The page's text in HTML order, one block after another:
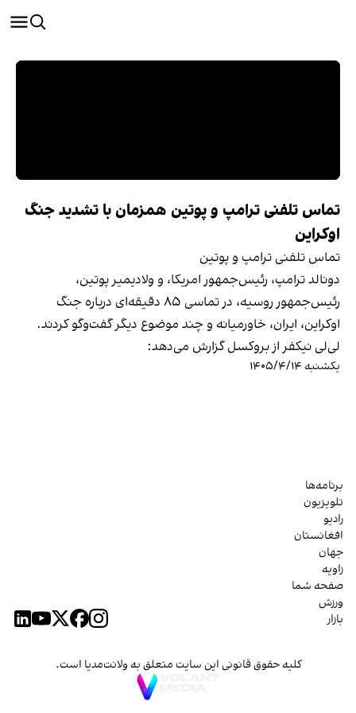
تماس تلفنی ترامپ و پوتین همزمان با تشدید جنگ
اوکراین
تماس تلفنی ترامپ و پوتین
دونالد ترامپ، رئیس‌جمهور امریکا، و ولادیمیر پوتین،
رئیس‌جمهور روسیه، در تماسی ۸۵ دقیقه‌ای درباره جنگ
اوکراین، ایران، خاورمیانه و چند موضوع دیگر گفت‌وگو کردند.
لی‌لی نیکفر از بروکسل گزارش می‌دهد:
یکشنبه ۱۴۰۵/۴/۱۴
برنامه‌ها
تلویزیون
رادیو
افغانستان
جهان
زاویه
صفحه شما
ورزش
بازار
کلیه حقوق قانونی این سایت متعلق به ولانت‌مدیا است.